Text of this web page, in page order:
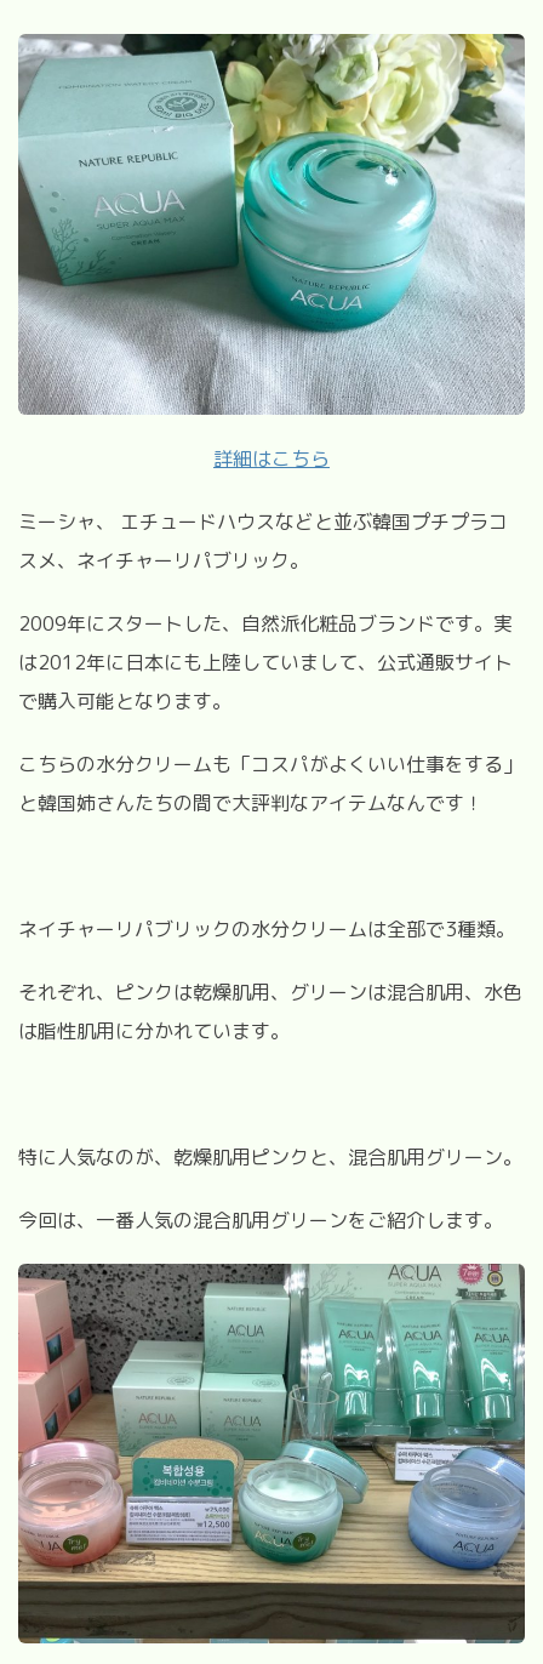
詳細はこちら
ミーシャ、 エチュードハウスなどと並ぶ韓国プチプラコ
スメ、ネイチャーリパブリック。
2009年にスタートした、自然派化粧品ブランドです。実
は2012年に日本にも上陸していまして、公式通販サイト
で購入可能となります。
こちらの水分クリームも「コスパがよくいい仕事をする」
と韓国姉さんたちの間で大評判なアイテムなんです！
ネイチャーリパブリックの水分クリームは全部で3種類。
それぞれ、ピンクは乾燥肌用、グリーンは混合肌用、水色
は脂性肌用に分かれています。
特に人気なのが、乾燥肌用ピンクと、混合肌用グリーン。
今回は、一番人気の混合肌用グリーンをご紹介します。